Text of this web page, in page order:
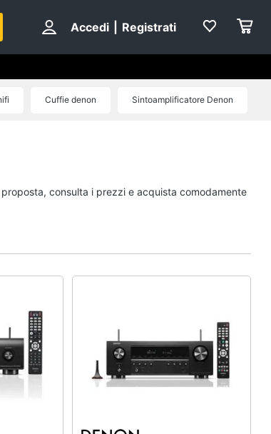
Accedi Registrati
Cuffie denon Sintoamplificatore Denon
consulta i prezzi e acquista comodamente